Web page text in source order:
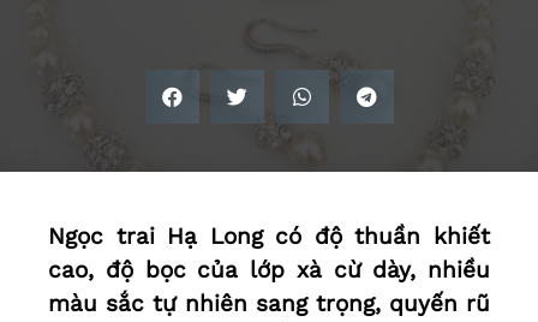
Ngọc trai Hạ Long có độ thuần khiết
cao, độ bọc của lớp xà cừ dày, nhiều
màu sắc tự nhiên sang trọng, quyến rũ